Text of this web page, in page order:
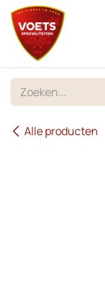
Overslaan naar
Alle producten